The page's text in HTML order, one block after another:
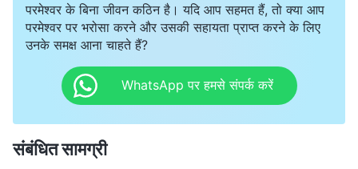
परमेश्वर के बिना जीवन कठिन है। यदि आप सहमत हैं, तो क्या आप
परमेश्वर पर भरोसा करने और उसकी सहायता प्राप्त करने के लिए
उनके समक्ष आना चाहते हैं?
WhatsApp पर हमसे संपर्क करें
संबंधित सामग्री